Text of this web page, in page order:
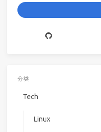
分类
Tech
Linux